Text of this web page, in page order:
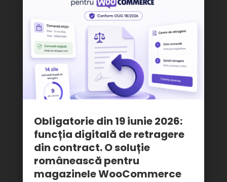
Obligatorie din 19 iunie 2026:
funcția digitală de retragere
din contract. O soluție
românească pentru
magazinele WooCommerce